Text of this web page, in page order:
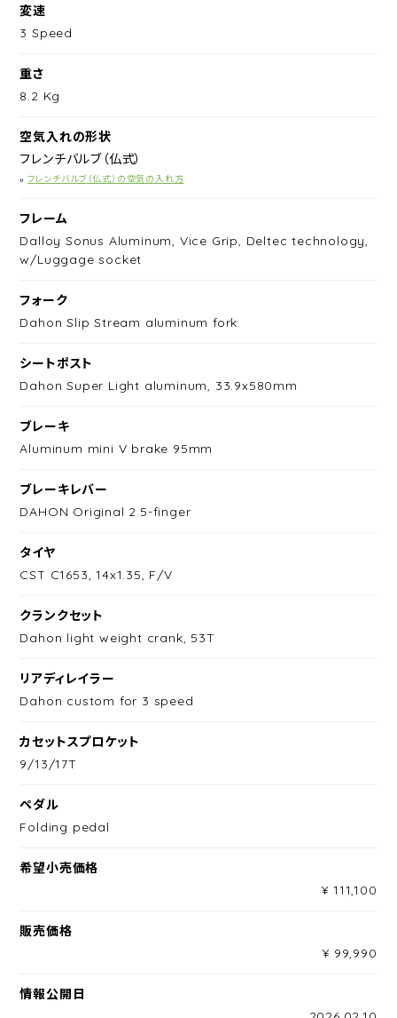
変速
3 Speed
重さ
8.2 Kg
空気入れの形状
フレンチバルブ（仏式）
»フレンチバルブ（仏式）の空気の入れ方
フレーム
Dalloy Sonus Aluminum, Vice Grip, Deltec technology,
w/Luggage socket
フォーク
Dahon Slip Stream aluminum fork
シートポスト
Dahon Super Light aluminum, 33.9x580mm
ブレーキ
Aluminum mini V brake 95mm
ブレーキレバー
DAHON Original 2.5-finger
タイヤ
CST C1653, 14x1.35, F/V
クランクセット
Dahon light weight crank, 53T
リアディレイラー
Dahon custom for 3 speed
カセットスプロケット
9/13/17T
ペダル
Folding pedal
希望小売価格
¥ 111,100
販売価格
¥ 99,990
情報公開日